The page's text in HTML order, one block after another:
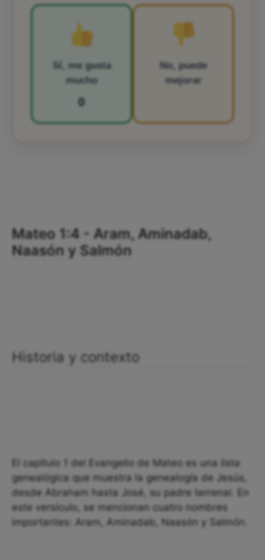
Sí, me gusta
mucho
0
No, puede
mejorar
Mateo 1:4 - Aram, Aminadab,
Naasón y Salmón
Historia y contexto
El capítulo 1 del Evangelio de Mateo es una lista
genealógica que muestra la genealogía de Jesús,
desde Abraham hasta José, su padre terrenal. En
este versículo, se mencionan cuatro nombres
importantes: Aram, Aminadab, Naasón y Salmón.